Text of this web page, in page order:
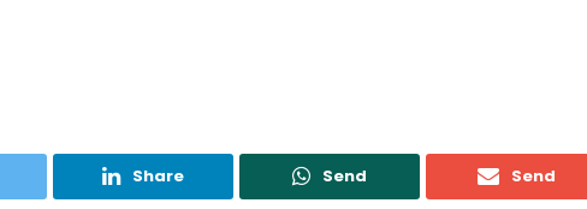
Share Send Send